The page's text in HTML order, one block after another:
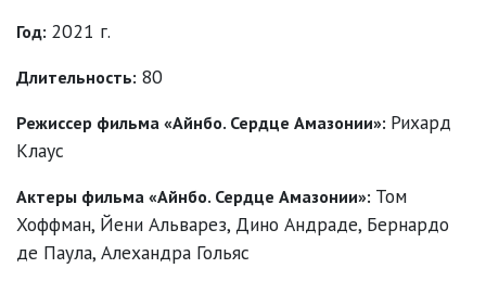
Год: 2021 г.
Длительность: 80
Режиссер фильма «Айнбо. Сердце Амазонии»: Рихард
Клаус
Актеры фильма «Айнбо. Сердце Амазонии»: Том
Хоффман, Йени Альварез, Дино Андраде, Бернардо
де Паула, Алехандра Гольяс